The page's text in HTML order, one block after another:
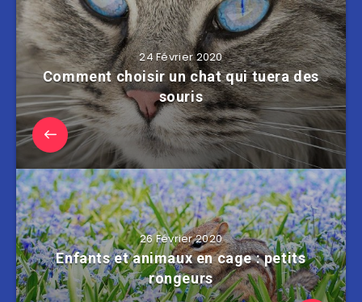
24 Février 2020
Comment choisir un chat qui tuera des
souris
26 Février 2020
Enfants et animaux en cage : petits
rongeurs